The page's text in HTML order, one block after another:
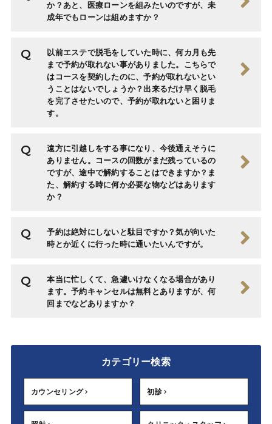
か？あと、医療ローンを組みたいのですが、未
成年でもローンは組めますか？
以前エステで脱毛をしていた時に、何カ月も先
まで予約が取れない事がありました。こちらで
はコースを契約したのに、予約が取れないとい
うことはないでしょうか？出来るだけ早く脱毛
を完了させたいので、予約が取れないと困りま
す。
遠方に引越しをする事になり、今後通えそうに
ありません。コースの回数がまだ残っているの
ですが、途中で解約することはできますか？ま
た、解約する時に何か必要な物などはあります
か？
予約は絶対にしないと駄目ですか？気が向いた
時とか近くに行った時に通いたいんですが。
本当に忙しくて、急遽いけなくなる場合があり
ます。予約キャンセルは無料とありますが、何
回までなどありますか？
カテゴリー検索
カウンセリング 初診